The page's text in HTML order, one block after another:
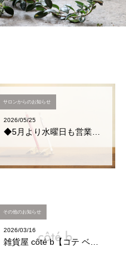
サロンからのお知らせ
2026/05/25
◆5月より水曜日も営業しております◆
その他のお知らせ
2026/03/16
雑貨屋 côté b【コテ ベー】についてのお知らせ